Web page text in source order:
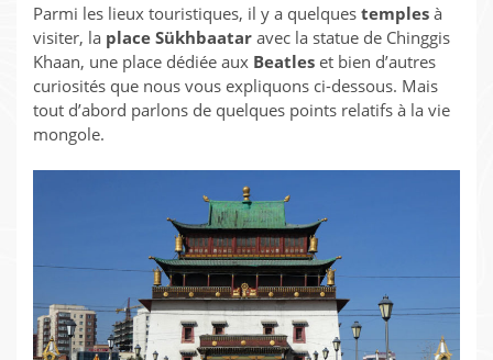
Parmi les lieux touristiques, il y a quelques temples à
visiter, la place Sükhbaatar avec la statue de Chinggis
Khaan, une place dédiée aux Beatles et bien d’autres
curiosités que nous vous expliquons ci-dessous. Mais
tout d’abord parlons de quelques points relatifs à la vie
mongole.